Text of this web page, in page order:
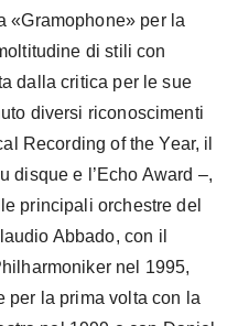
«Gramophone» per la
di stili con
dalla critica per le sue
diversi riconoscimenti
Recording of the Year, il
disque e l’Echo Award –,
principali orchestre del
Abbado, con il
nel 1995,
per la prima volta con la